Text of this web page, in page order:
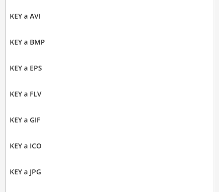
KEY a AVI
KEY a BMP
KEY a EPS
KEY a FLV
KEY a GIF
KEY a ICO
KEY a JPG